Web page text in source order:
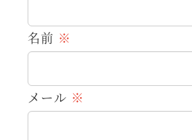
名前 ※
メール ※